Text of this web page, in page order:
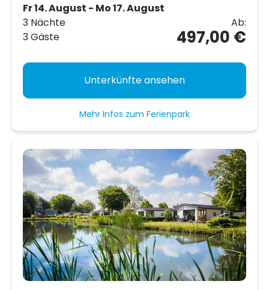
Fr 14. August - Mo 17. August
3 Nächte
3 Gäste
Ab:
497,00 €
Unterkünfte ansehen
Mehr Infos zum Ferienpark